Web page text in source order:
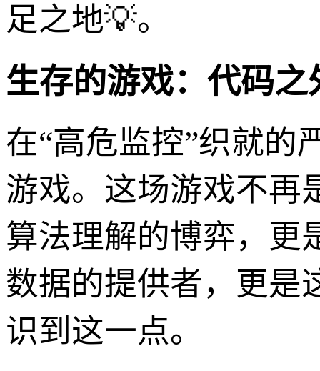
足之地💡。
生存的游戏：代码
在“高危监控”织就的
游戏。这场游戏不再
算法理解的博弈，更
数据的提供者，更是
识到这一点。